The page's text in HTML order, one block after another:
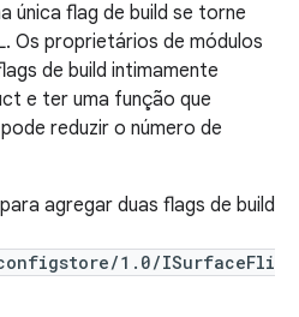
única flag de build se torne
Os proprietários de módulos
de build intimamente
e ter uma função que
reduzir o número de
agregar duas flags de build
1.0/ISurfaceFli